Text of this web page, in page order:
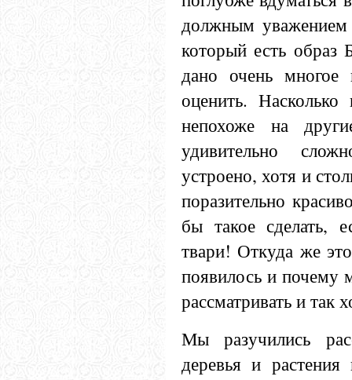
должным уважением
который есть
дано очень
оценить.
непохоже на
удивительно
устроено, хотя и
поразительно
бы такое сделать,
твари! Откуда же
появилось и почему
рассматривать и
Мы разучились
деревья и